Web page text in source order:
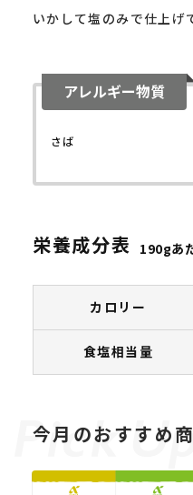
いかして塩のみで仕上げ
アレルギー物質
さば
栄養成分表 190gあ
カロリー
食塩相当量
今月のおすすめ